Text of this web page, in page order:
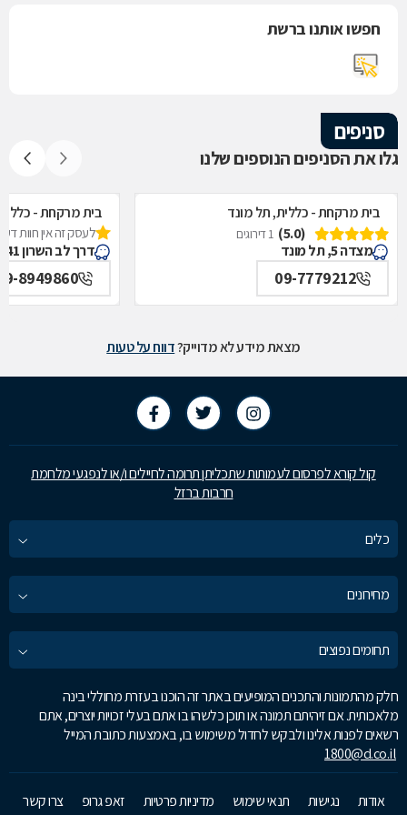
חפשו אותנו ברשת
סניפים
גלו את הסניפים הנוספים שלנו
בית מרקחת - כללית, תל מונד
(5.0)
1 דירוגים
מצדה 5, תל מונד
09-7779212
בית מרקחת -
לעסק זה אין חוות
דרך לב השרון 41, צורן
8949860
מצאת מידע לא מדוייק?דווח על טעות
קול קורא לפרסום לעמותות שתכליתן תרומה לחיילים ו/או לנפגעי מלחמת
חרבות ברזל
כלים
מחירונים
תחומים נפוצים
חלק מהתמונות והתכנים המופיעים באתר זה הוכנו בעזרת מחוללי בינה
מלאכותית. אם זיהיתם תמונה או תוכן כלשהו בו אתם בעלי זכויות יוצרים, אתם
רשאים לפנות אלינו ולבקש לחדול משימוש בו, באמצעות כתובת המייל
1800@d.co.il
אודות נגישות תנאי שימוש מדיניות פרטיות זאפ גרופ צרו קשר